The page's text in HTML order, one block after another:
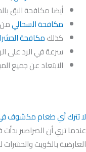
أيضا مكافحة البق
مكافحة السحالي
كذلكمكافحة
سرعة في الرد على
الابتعاد عن جميع
لا تترك أي طعام مكشوف
عندما تري أن الصراصير
العارضية بالكويت